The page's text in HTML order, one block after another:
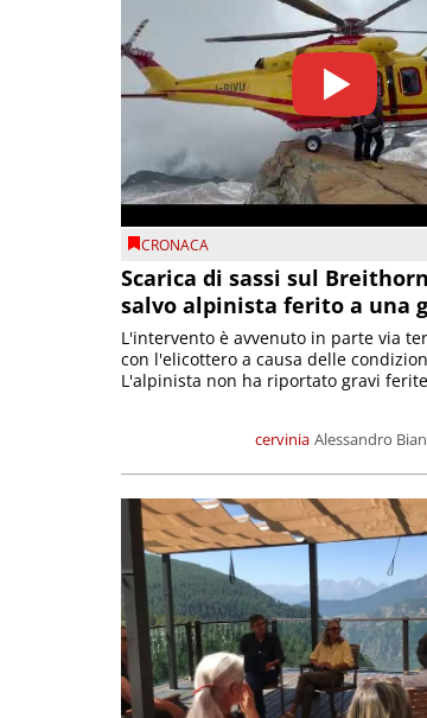
CRONACA
Scarica di sassi sul
salvo alpinista ferito a una
cervinia Alessandro
L'intervento è avvenuto in parte via
con l'elicottero a causa delle
L'alpinista non ha riportato gravi ferite